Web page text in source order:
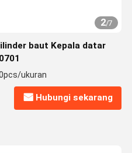
2/7
baut Kepala datar
ukuran
Hubungi sekarang